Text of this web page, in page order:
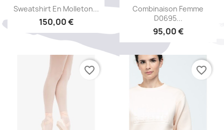
Aperçu rapide
Sweatshirt En Molleton...
150,00 €
Aperçu rapide
Combinaison Femme
D0695...
95,00 €
favorite_border favorite_border